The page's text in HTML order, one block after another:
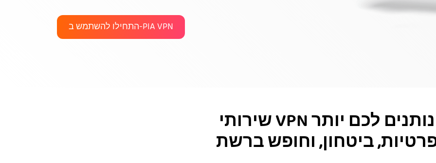
התחילו להשתמש ב-PIA VPN
שירותי VPN נותנים לכם יותר
ביטחון, וחופש ברשת